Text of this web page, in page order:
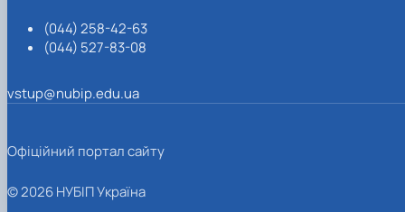
(044) 258-42-63
(044) 527-83-08
vstup@nubip.edu.ua
Офіційний портал сайту
© 2026 НУБІП Україна